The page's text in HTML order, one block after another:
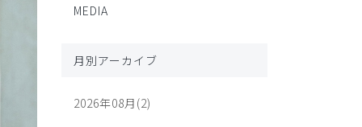
MEDIA
月別アーカイブ
2026年08月(2)